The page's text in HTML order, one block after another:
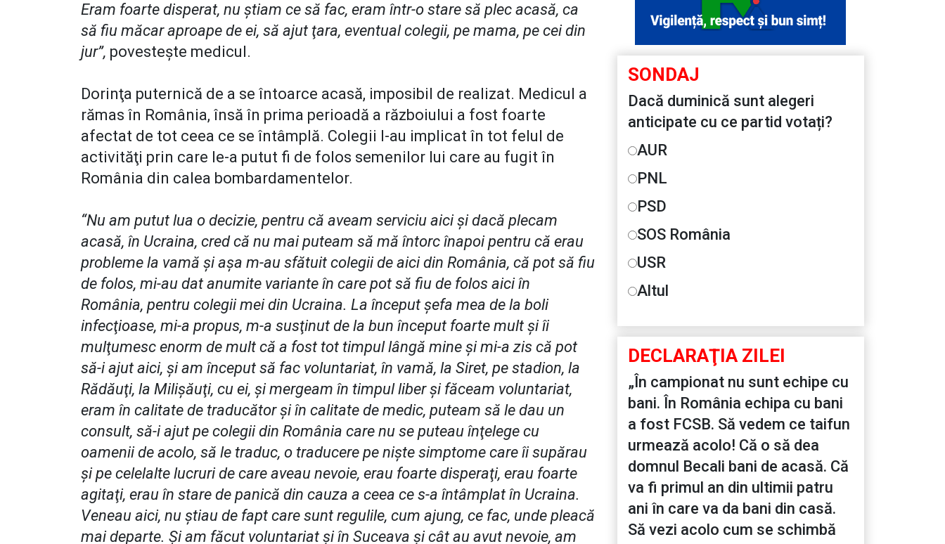
Eram foarte disperat, nu ştiam ce să fac, eram într-o stare să plec acasă, ca
să fiu măcar aproape de ei, să ajut ţara, eventual colegii, pe mama, pe cei din
jur”, povesteşte medicul.
Dorinţa puternică de a se întoarce acasă, imposibil de realizat. Medicul a
rămas în România, însă în prima perioadă a războiului a fost foarte
afectat de tot ceea ce se întâmplă. Colegii l-au implicat în tot felul de
activităţi prin care le-a putut fi de folos semenilor lui care au fugit în
România din calea bombardamentelor.
“Nu am putut lua o decizie, pentru că aveam serviciu aici şi dacă plecam
acasă, în Ucraina, cred că nu mai puteam să mă întorc înapoi pentru că erau
probleme la vamă şi aşa m-au sfătuit colegii de aici din România, că pot să fiu
de folos, mi-au dat anumite variante în care pot să fiu de folos aici în
România, pentru colegii mei din Ucraina. La început şefa mea de la boli
infecţioase, mi-a propus, m-a susţinut de la bun început foarte mult şi îi
mulţumesc enorm de mult că a fost tot timpul lângă mine şi mi-a zis că pot
să-i ajut aici, şi am început să fac voluntariat, în vamă, la Siret, pe stadion, la
Rădăuţi, la Milişăuţi, cu ei, şi mergeam în timpul liber şi făceam voluntariat,
eram în calitate de traducător şi în calitate de medic, puteam să le dau un
consult, să-i ajut pe colegii din România care nu se puteau înţelege cu
oamenii de acolo, să le traduc, o traducere pe nişte simptome care îi supărau
şi pe celelalte lucruri de care aveau nevoie, erau foarte disperaţi, erau foarte
agitaţi, erau în stare de panică din cauza a ceea ce s-a întâmplat în Ucraina.
Veneau aici, nu ştiau de fapt care sunt regulile, cum ajung, ce fac, unde pleacă
mai departe. Şi am făcut voluntariat şi în Suceava şi cât au avut nevoie, am
SONDAJ
Dacă duminică sunt alegeri
anticipate cu ce partid votați?
AUR
PNL
PSD
SOS România
USR
Altul
DECLARAŢIA ZILEI
„În campionat nu sunt echipe cu
bani. În România echipa cu bani
a fost FCSB. Să vedem ce taifun
urmează acolo! Că o să dea
domnul Becali bani de acasă. Că
va fi primul an din ultimii patru
ani în care va da bani din casă.
Să vezi acolo cum se schimbă